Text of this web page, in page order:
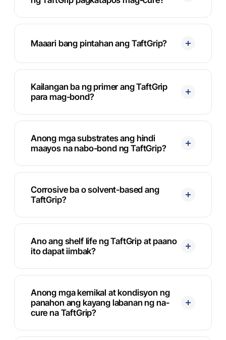
Maaari bang pintahan ang TaftGrip?
Kailangan ba ng primer ang TaftGrip
para mag-bond?
Anong mga substrates ang hindi
maayos na nabo-bond ng TaftGrip?
Corrosive ba o solvent-based ang
TaftGrip?
Ano ang shelf life ng TaftGrip at paano
ito dapat iimbak?
Anong mga kemikal at kondisyon ng
panahon ang kayang labanan ng na-
cure na TaftGrip?